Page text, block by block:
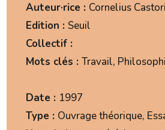
Auteur·rice : Cornelius
Edition :Seuil
Collectif :
Mots clés :Travail,
Date : 1997
Type : Ouvrage théorique,